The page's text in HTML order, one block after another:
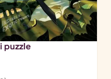
puzzle